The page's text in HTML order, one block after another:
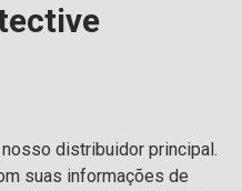
distribuidor principal.
suas informações de